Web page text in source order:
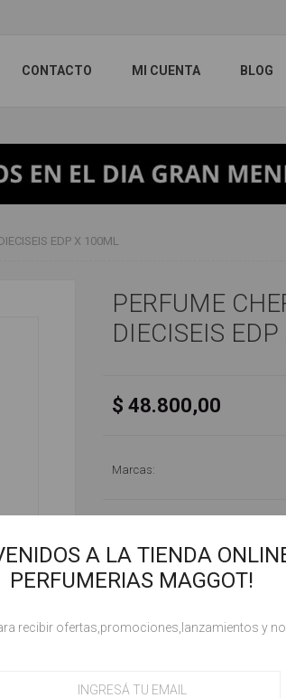
CONTACTO MI CUENTA BLOG
EDP X 100ML
PERFUME
DIECISEIS
$ 48.800,00
Marcas:
ESPECIFICACIONES
A LA TIENDA
PERFUMERIAS MAGGOT!
recibir ofertas,promociones,lanzamientos y